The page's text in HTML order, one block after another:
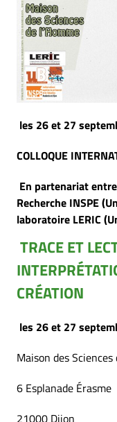
les 26 et 27
COLLOQUE
En partenariat
Recherche INSPE
laboratoire LERIC
TRACE ET
CRÉATION
les 26 et 27
Maison des
6 Esplanade Érasme
21000 Dijon